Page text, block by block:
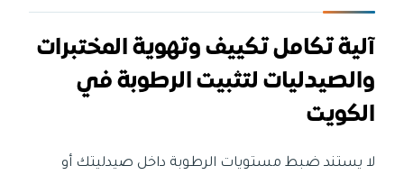
آلية تكامل تكييف وتهوية المختبرات
والصيدليات لتثبيت الرطوبة في
الكويت
لا يستند ضبط مستويات الرطوبة داخل صيدليتك أو